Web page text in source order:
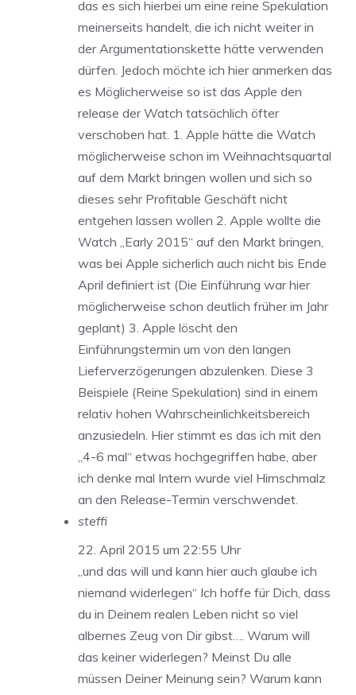
das es sich hierbei um eine reine Spekulation
meinerseits handelt, die ich nicht weiter in
der Argumentationskette hätte verwenden
dürfen. Jedoch möchte ich hier anmerken das
es Möglicherweise so ist das Apple den
release der Watch tatsächlich öfter
verschoben hat. 1. Apple hätte die Watch
möglicherweise schon im Weihnachtsquartal
auf dem Markt bringen wollen und sich so
dieses sehr Profitable Geschäft nicht
entgehen lassen wollen 2. Apple wollte die
Watch ,,Early 2015“ auf den Markt bringen,
was bei Apple sicherlich auch nicht bis Ende
April definiert ist (Die Einführung war hier
möglicherweise schon deutlich früher im Jahr
geplant) 3. Apple löscht den
Einführungstermin um von den langen
Lieferverzögerungen abzulenken. Diese 3
Beispiele (Reine Spekulation) sind in einem
relativ hohen Wahrscheinlichkeitsbereich
anzusiedeln. Hier stimmt es das ich mit den
,,4-6 mal“ etwas hochgegriffen habe, aber
ich denke mal Intern wurde viel Hirnschmalz
an den Release-Termin verschwendet.
steffi
22. April 2015 um 22:55 Uhr
„und das will und kann hier auch glaube ich
niemand widerlegen“ Ich hoffe für Dich, dass
du in Deinem realen Leben nicht so viel
albernes Zeug von Dir gibst…. Warum will
das keiner widerlegen? Meinst Du alle
müssen Deiner Meinung sein? Warum kann